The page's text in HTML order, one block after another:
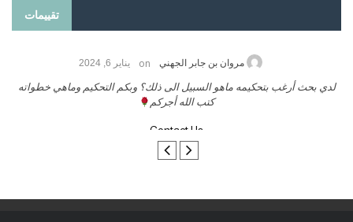
تقييمات
مروان بن جابر الجهني on يناير 6, 2024
لدي بحث أرغب بتحكيمه ماهو السبيل الى ذلك؟ وبكم التحكيم وماهي خطواته
كتب الله أجركم
Contact Us